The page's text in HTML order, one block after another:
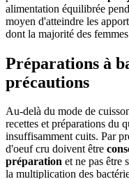
alimentation équilibrée
moyen d'atteindre les
dont la majorité des
Préparations à
précautions
Au-delà du mode de
recettes et préparations du
insuffisamment cuits. Par
d'oeuf cru doivent être
préparation et ne pas être
la multiplication des